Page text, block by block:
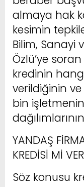
almaya hak
kesimin
Bilim, Sanayi
Özlü’ye
kredinin
verildiğinin
bin
YANDAŞ
KREDİSİ Mİ
Söz konusu